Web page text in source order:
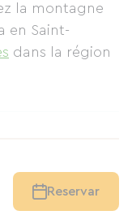
la montagne
en Saint-
dans la région
Reservar